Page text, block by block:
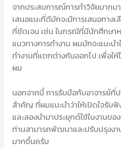
จากประสบการณ์การทำวิจัยมากม
เสนอแนะที่ดีมักจะมีการเสนอทาง
ที่ชัดเจน เช่น ในกรณีที่มีนักศึกษา
แนวทางการทำงาน ผมมักจะแนะน
ทำงานที่แตกต่างกันออกไป เพื่อใ
ผม
นอกจากนี้ การรับมือกับอาจารย์ที่
สำคัญ ที่ผมแนะนำว่าให้เปิดใจรับ
และลองนำมาประยุกต์ใช้ในงานขอ
ท่านสามารถพัฒนาและปรับปรุงง
มากขึ้นครับ